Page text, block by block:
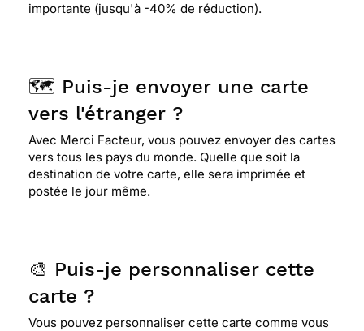
importante (jusqu'à -40% de réduction).
🗺️ Puis-je envoyer une carte
vers l'étranger ?
Avec Merci Facteur, vous pouvez envoyer des cartes
vers tous les pays du monde. Quelle que soit la
destination de votre carte, elle sera imprimée et
postée le jour même.
🎨 Puis-je personnaliser cette
carte ?
Vous pouvez personnaliser cette carte comme vous